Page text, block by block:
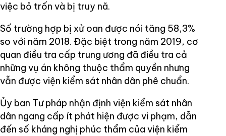
việc bỏ trốn và bị truy nã.
Số trường hợp bị xử oan được nói tăng 58,3%
so với năm 2018. Đặc biệt trong năm 2019, cơ
quan điều tra cấp trung ương đã điều tra cả
những vụ án không thuộc thẩm quyền nhưng
vẫn được viện kiểm sát nhân dân phê chuẩn.
Ủy ban Tư pháp nhận định viện kiểm sát nhân
dân ngang cấp ít phát hiện được vi phạm, dẫn
đến số kháng nghị phúc thẩm của viện kiểm